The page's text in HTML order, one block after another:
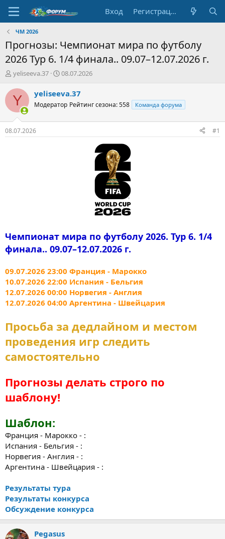
Вход Регистрация
ЧМ 2026
Прогнозы: Чемпионат мира по футболу
2026 Тур 6. 1/4 финала.. 09.07–12.07.2026 г.
А
т
о
т
е
м
yeliseeva.37
Д
т
н
а
08.07.2026
Y yeliseeva.37
Модератор Рейтинг сезона: 558 Команда форума
08.07.2026 #1
Чемпионат мира по футболу 2026. Тур 6. 1/4
финала.. 09.07–12.07.2026 г.
09.07.2026 23:00 Франция - Марокко
10.07.2026 22:00 Испания - Бельгия
12.07.2026 00:00 Норвегия - Англия
12.07.2026 04:00 Аргентина - Швейцария
Просьба за дедлайном и местом
проведения игр следить
самостоятельно
Прогнозы делать строго по
шаблону!
Шаблон:
Франция - Марокко - :
Испания - Бельгия - :
Норвегия - Англия - :
Аргентина - Швейцария - :
Результаты тура
Результаты конкурса
Обсуждение конкурса
Pegasus